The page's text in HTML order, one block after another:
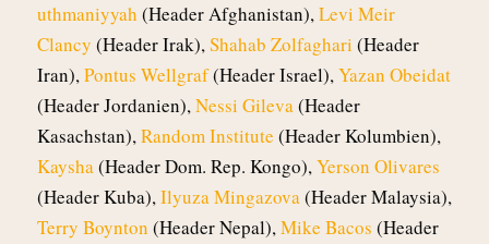
uthmaniyyah (Header Afghanistan),Levi Meir
Clancy (Header Irak),Shahab Zolfaghari (Header
Iran),Pontus Wellgraf(Header Israel),Yazan Obeidat
(Header Jordanien),Nessi Gileva(Header
Kasachstan),Random Institute (Header Kolumbien),
Kaysha(Header Dom. Rep. Kongo),Yerson Olivares
(Header Kuba),Ilyuza Mingazova(Header Malaysia),
Terry Boynton (Header Nepal),Mike Bacos (Header